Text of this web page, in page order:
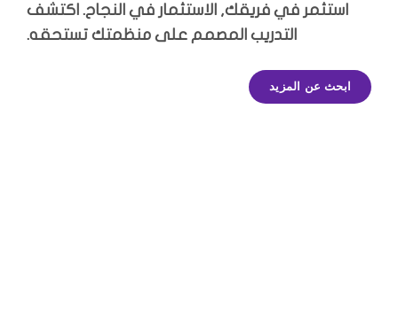
استثمر في فريقك, الاستثمار في النجاح. اكتشف
التدريب المصمم على منظمتك تستحقه.
ابحث عن المزيد